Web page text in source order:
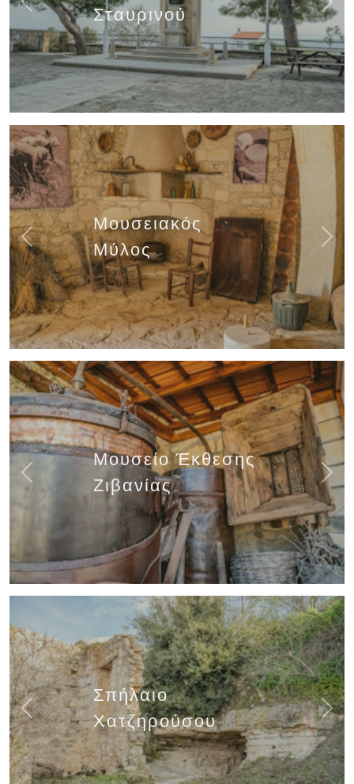
Σταυρινού
Previous Next
Μουσειακός
Μύλος
Previous Next
Μουσείο Έκθεσης
Ζιβανίας
Previous Next
Σπήλαιο
Χατζηρούσου
Previous Next